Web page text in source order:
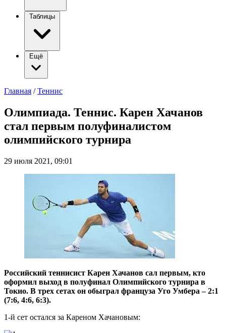
Таблицы
Ещё
Главная / Теннис
Олимпиада. Теннис. Карен Хачанов
стал первым полуфиналистом
олимпийского турнира
29 июля 2021, 09:01
Российский теннисист Карен Хачанов сал первым, кто
оформил выход в полуфинал Олимпийского турнира в
Токио. В трех сетах он обыграл француза Уго Умбера – 2:1
(7:6, 4:6, 6:3).
1-й сет остался за Кареном Хачановым: